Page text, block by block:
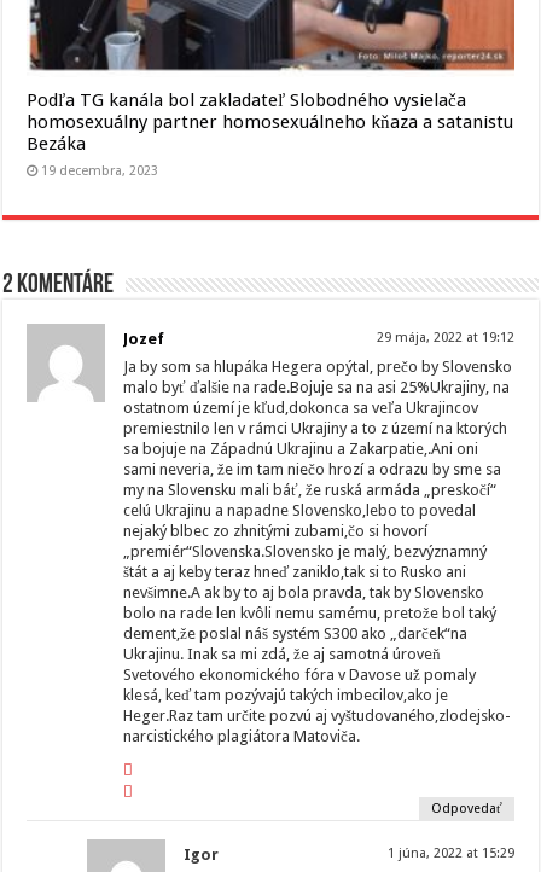
Podľa TG kanála bol zakladateľ Slobodného vysielača
homosexuálny partner homosexuálneho kňaza a satanistu
Bezáka
19 decembra, 2023
2 komentáre
Jozef 29 mája, 2022 at 19:12
Ja by som sa hlupáka Hegera opýtal, prečo by Slovensko
malo byť ďalšie na rade.Bojuje sa na asi 25%Ukrajiny, na
ostatnom území je kľud,dokonca sa veľa Ukrajincov
premiestnilo len v rámci Ukrajiny a to z území na ktorých
sa bojuje na Západnú Ukrajinu a Zakarpatie,.Ani oni
sami neveria, že im tam niečo hrozí a odrazu by sme sa
my na Slovensku mali báť, že ruská armáda „preskočí“
celú Ukrajinu a napadne Slovensko,lebo to povedal
nejaký blbec zo zhnitými zubami,čo si hovorí
„premiér“Slovenska.Slovensko je malý, bezvýznamný
štát a aj keby teraz hneď zaniklo,tak si to Rusko ani
nevšimne.A ak by to aj bola pravda, tak by Slovensko
bolo na rade len kvôli nemu samému, pretože bol taký
dement,že poslal náš systém S300 ako „darček“na
Ukrajinu. Inak sa mi zdá, že aj samotná úroveň
Svetového ekonomického fóra v Davose už pomaly
klesá, keď tam pozývajú takých imbecilov,ako je
Heger.Raz tam určite pozvú aj vyštudovaného,zlodejsko-
narcistického plagiátora Matoviča.
Odpovedať
Igor 1 júna, 2022 at 15:29